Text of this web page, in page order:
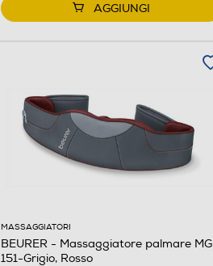
AGGIUNGI
MASSAGGIATORI
BEURER - Massaggiatore palmare MG
151-Grigio, Rosso